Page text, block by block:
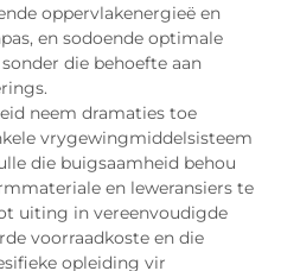
oppervlakenergieë en
en sodoende optimale
die behoefte aan
neem dramaties toe
vrygewingmiddelsisteem
die buigsaamheid behou
en leweransiers te
uiting in vereenvoudigde
voorraadkoste en die
opleiding vir